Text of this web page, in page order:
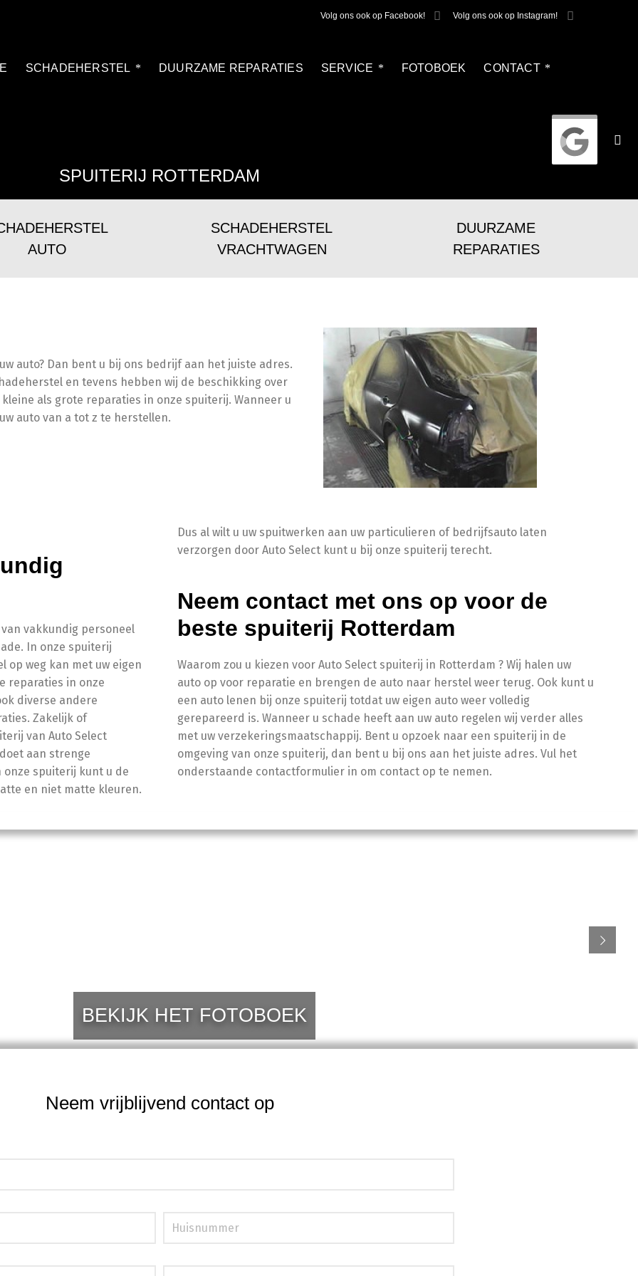
Volg ons ook op Facebook! Volg ons ook op Instagram!
SCHADEHERSTEL DUURZAME REPARATIES SERVICE FOTOBOEK CONTACT
SPUITERIJ ROTTERDAM
AUTO
SCHADEHERSTEL
VRACHTWAGEN
DUURZAME
REPARATIES
auto? Dan bent u bij ons bedrijf aan het juiste adres.
en tevens hebben wij de beschikking over
als grote reparaties in onze spuiterij. Wanneer u
auto van a tot z te herstellen.
vakkundig personeel
In onze spuiterij
op weg kan met uw eigen
reparaties in onze
diverse andere
Zakelijk of
van Auto Select
aan strenge
onze spuiterij kunt u de
en niet matte kleuren.
Dus al wilt u uw spuitwerken aan uw particulieren of bedrijfsauto laten
verzorgen door Auto Select kunt u bij onze spuiterij terecht.
Neem contact met ons op voor de
beste spuiterij Rotterdam
Waarom zou u kiezen voor Auto Select spuiterij in Rotterdam ? Wij halen uw
auto op voor reparatie en brengen de auto naar herstel weer terug. Ook kunt u
een auto lenen bij onze spuiterij totdat uw eigen auto weer volledig
gerepareerd is. Wanneer u schade heeft aan uw auto regelen wij verder alles
met uw verzekeringsmaatschappij. Bent u opzoek naar een spuiterij in de
omgeving van onze spuiterij, dan bent u bij ons aan het juiste adres. Vul het
onderstaande contactformulier in om contact op te nemen.
BEKIJK HET FOTOBOEK
Neem vrijblijvend contact op